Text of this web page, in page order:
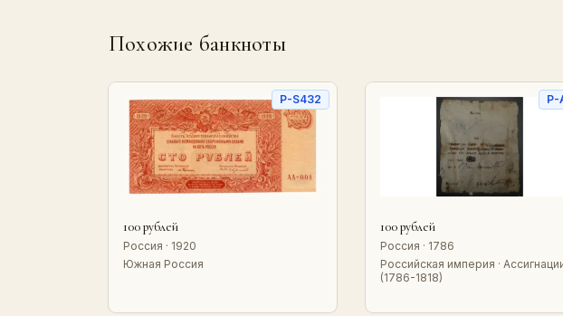
Похожие банкноты
P-S432
100 рублей
Россия · 1920
Южная Россия
P-
100 рублей
Россия · 1786
Российская империя ·
(1786-1818)